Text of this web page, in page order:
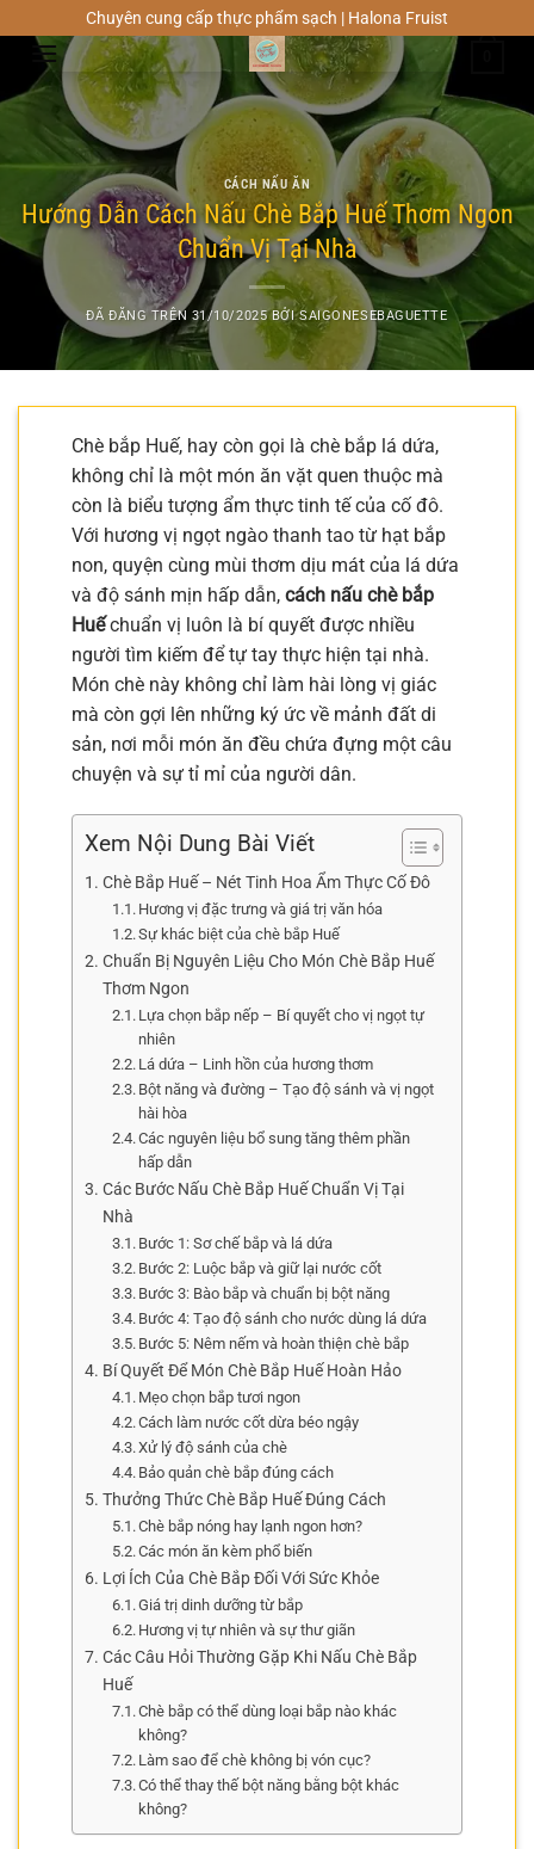
đến
dung
Chuyên cung cấp thực phẩm sạch | Halona Fruist
CÁCH NẤU ĂN
Hướng Dẫn Cách Nấu Chè Bắp Huế Thơm Ngon
Chuẩn Vị Tại Nhà
ĐÃ ĐĂNG TRÊN 31/10/2025 BỞISAIGONESEBAGUETTE
Chè bắp Huế, hay còn gọi là chè bắp lá dứa,
không chỉ là một món ăn vặt quen thuộc mà
còn là biểu tượng ẩm thực tinh tế của cố đô.
Với hương vị ngọt ngào thanh tao từ hạt bắp
non, quyện cùng mùi thơm dịu mát của lá dứa
và độ sánh mịn hấp dẫn, cách nấu chè bắp
Huếchuẩn vị luôn là bí quyết được nhiều
người tìm kiếm để tự tay thực hiện tại nhà.
Món chè này không chỉ làm hài lòng vị giác
mà còn gợi lên những ký ức về mảnh đất di
sản, nơi mỗi món ăn đều chứa đựng một câu
chuyện và sự tỉ mỉ của người dân.
Xem Nội Dung Bài Viết
Chè Bắp Huế – Nét Tinh Hoa Ẩm Thực Cố Đô
Hương vị đặc trưng và giá trị văn hóa
Sự khác biệt của chè bắp Huế
Chuẩn Bị Nguyên Liệu Cho Món Chè Bắp Huế
Thơm Ngon
Lựa chọn bắp nếp – Bí quyết cho vị ngọt tự
nhiên
Lá dứa – Linh hồn của hương thơm
Bột năng và đường – Tạo độ sánh và vị ngọt
hài hòa
Các nguyên liệu bổ sung tăng thêm phần
hấp dẫn
Các Bước Nấu Chè Bắp Huế Chuẩn Vị Tại
Nhà
Bước 1: Sơ chế bắp và lá dứa
Bước 2: Luộc bắp và giữ lại nước cốt
Bước 3: Bào bắp và chuẩn bị bột năng
Bước 4: Tạo độ sánh cho nước dùng lá dứa
Bước 5: Nêm nếm và hoàn thiện chè bắp
Bí Quyết Để Món Chè Bắp Huế Hoàn Hảo
Mẹo chọn bắp tươi ngon
Cách làm nước cốt dừa béo ngậy
Xử lý độ sánh của chè
Bảo quản chè bắp đúng cách
Thưởng Thức Chè Bắp Huế Đúng Cách
Chè bắp nóng hay lạnh ngon hơn?
Các món ăn kèm phổ biến
Lợi Ích Của Chè Bắp Đối Với Sức Khỏe
Giá trị dinh dưỡng từ bắp
Hương vị tự nhiên và sự thư giãn
Các Câu Hỏi Thường Gặp Khi Nấu Chè Bắp
Huế
Chè bắp có thể dùng loại bắp nào khác
không?
Làm sao để chè không bị vón cục?
Có thể thay thế bột năng bằng bột khác
không?